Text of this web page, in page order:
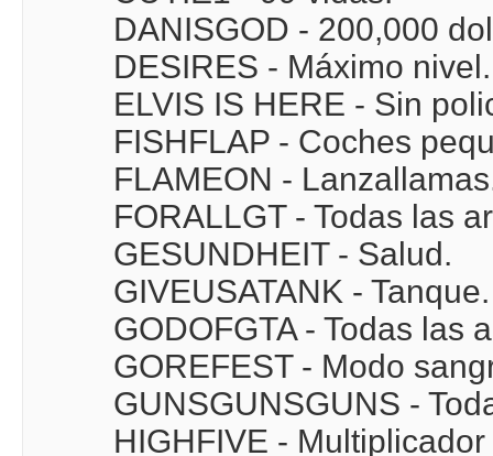
DANISGOD - 200,000
DESIRES - Máximo nivel.
ELVIS IS HERE - Sin
FISHFLAP - Coches
FLAMEON -
FORALLGT - Todas las
GESUNDHEIT - Salud.
GIVEUSATANK - Tanque.
GODOFGTA - Todas las
GOREFEST - Modo
GUNSGUNSGUNS -
HIGHFIVE - Multiplicador